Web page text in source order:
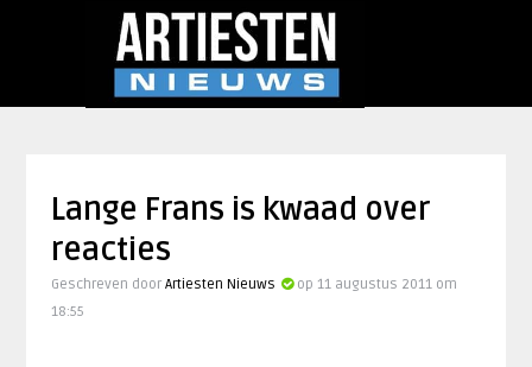
Lange Frans is kwaad over
reacties
Geschreven door Artiesten Nieuws
op 11 augustus 2011 om
18:55